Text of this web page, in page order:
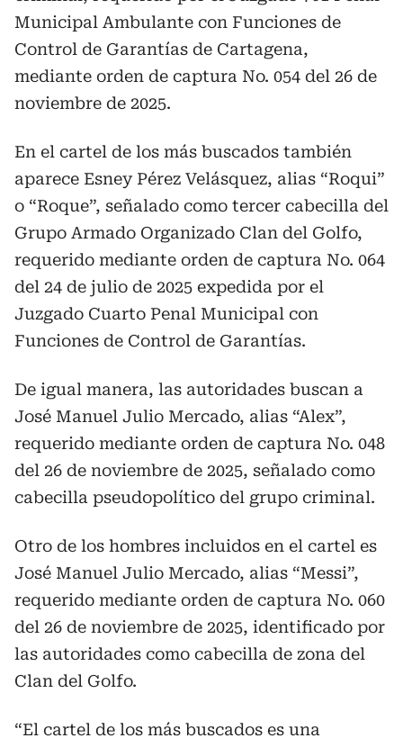
Municipal Ambulante con Funciones de
Control de Garantías de Cartagena,
mediante orden de captura No. 054 del 26 de
noviembre de 2025.
En el cartel de los más buscados también
aparece Esney Pérez Velásquez, alias “Roqui”
o “Roque”, señalado como tercer cabecilla del
Grupo Armado Organizado Clan del Golfo,
requerido mediante orden de captura No. 064
del 24 de julio de 2025 expedida por el
Juzgado Cuarto Penal Municipal con
Funciones de Control de Garantías.
De igual manera, las autoridades buscan a
José Manuel Julio Mercado, alias “Alex”,
requerido mediante orden de captura No. 048
del 26 de noviembre de 2025, señalado como
cabecilla pseudopolítico del grupo criminal.
Otro de los hombres incluidos en el cartel es
José Manuel Julio Mercado, alias “Messi”,
requerido mediante orden de captura No. 060
del 26 de noviembre de 2025, identificado por
las autoridades como cabecilla de zona del
Clan del Golfo.
“El cartel de los más buscados es una